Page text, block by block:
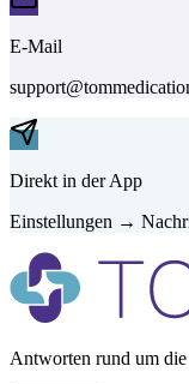
E-Mail
Direkt in der App
Einstellungen →
Antworten rund um